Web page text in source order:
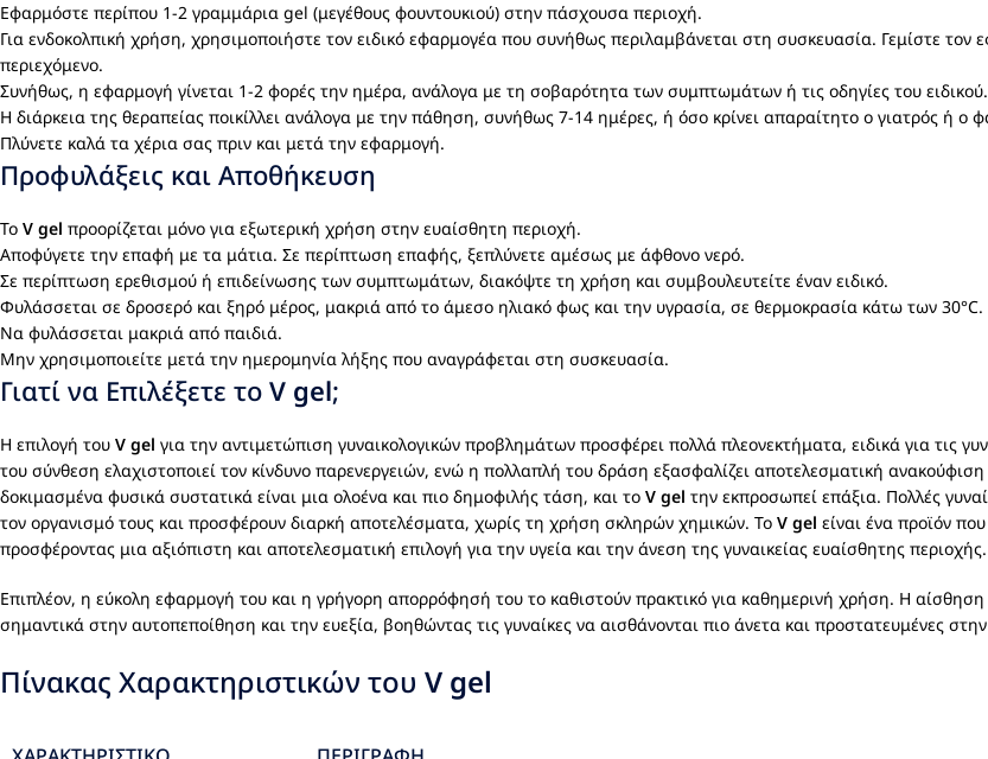
Εφαρμόστε περίπου 1-2 γραμμάρια gel (μεγέθους φουντουκιού) στην πάσχουσα περιοχή.
Για ενδοκολπική χρήση, χρησιμοποιήστε τον ειδικό εφαρμογέα που συνήθως περιλαμβάνεται στη συσκευασία. Γεμίστε
περιεχόμενο.
Συνήθως, η εφαρμογή γίνεται 1-2 φορές την ημέρα, ανάλογα με τη σοβαρότητα των συμπτωμάτων ή τις οδηγίες του ειδικού.
Η διάρκεια της θεραπείας ποικίλλει ανάλογα με την πάθηση, συνήθως 7-14 ημέρες, ή όσο κρίνει απαραίτητο ο γιατρός ή ο
Πλύνετε καλά τα χέρια σας πριν και μετά την εφαρμογή.
Προφυλάξεις και Αποθήκευση
Το V gel προορίζεται μόνο για εξωτερική χρήση στην ευαίσθητη περιοχή.
Αποφύγετε την επαφή με τα μάτια. Σε περίπτωση επαφής, ξεπλύνετε αμέσως με άφθονο νερό.
Σε περίπτωση ερεθισμού ή επιδείνωσης των συμπτωμάτων, διακόψτε τη χρήση και συμβουλευτείτε έναν ειδικό.
Φυλάσσεται σε δροσερό και ξηρό μέρος, μακριά από το άμεσο ηλιακό φως και την υγρασία, σε θερμοκρασία κάτω των 30°C.
Να φυλάσσεται μακριά από παιδιά.
Μην χρησιμοποιείτε μετά την ημερομηνία λήξης που αναγράφεται στη συσκευασία.
Γιατί να Επιλέξετε το V gel;
Η επιλογή του V gel για την αντιμετώπιση γυναικολογικών προβλημάτων προσφέρει πολλά πλεονεκτήματα, ειδικά για τις
του σύνθεση ελαχιστοποιεί τον κίνδυνο παρενεργειών, ενώ η πολλαπλή του δράση εξασφαλίζει αποτελεσματική
δοκιμασμένα φυσικά συστατικά είναι μια ολοένα και πιο δημοφιλής τάση, και το V gel την εκπροσωπεί επάξια. Πολλές
τον οργανισμό τους και προσφέρουν διαρκή αποτελέσματα, χωρίς τη χρήση σκληρών χημικών. Το V gel είναι ένα προϊόν
προσφέροντας μια αξιόπιστη και αποτελεσματική επιλογή για την υγεία και την άνεση της γυναικείας ευαίσθητης περιοχής.
Επιπλέον, η εύκολη εφαρμογή του και η γρήγορη απορρόφησή του το καθιστούν πρακτικό για καθημερινή χρήση. Η
σημαντικά στην αυτοπεποίθηση και την ευεξία, βοηθώντας τις γυναίκες να αισθάνονται πιο άνετα και προστατευμένες
Πίνακας Χαρακτηριστικών του V gel